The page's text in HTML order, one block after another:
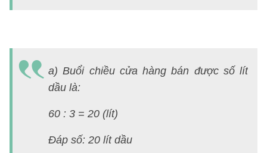
a) Buổi chiều cửa hàng bán được số lít
dầu là:
60 : 3 = 20 (lít)
Đáp số: 20 lít dầu